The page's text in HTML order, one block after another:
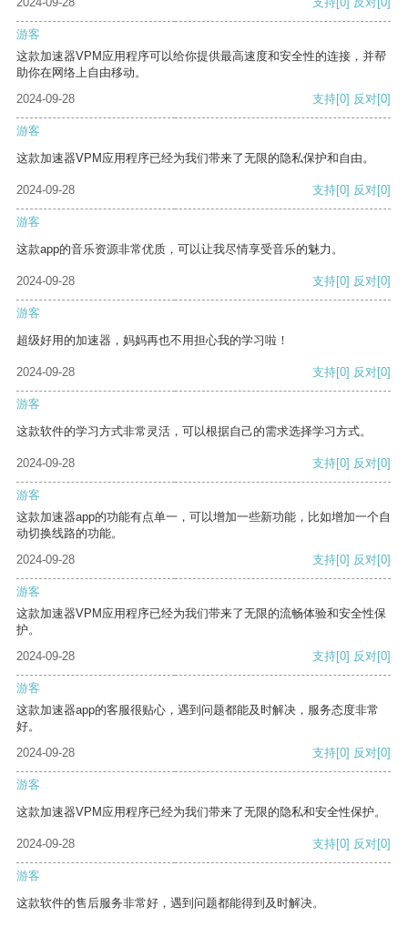
游客
这款加速器VPM应用程序可以给你提供最高速度和安全性的连接，并帮
助你在网络上自由移动。
2024-09-28
支持[0] 反对[0]
游客
这款加速器VPM应用程序已经为我们带来了无限的隐私保护和自由。
2024-09-28 支持[0] 反对[0]
游客
这款app的音乐资源非常优质，可以让我尽情享受音乐的魅力。
2024-09-28 支持[0] 反对[0]
游客
超级好用的加速器，妈妈再也不用担心我的学习啦！
2024-09-28 支持[0] 反对[0]
游客
这款软件的学习方式非常灵活，可以根据自己的需求选择学习方式。
2024-09-28 支持[0] 反对[0]
游客
这款加速器app的功能有点单一，可以增加一些新功能，比如增加一个自
动切换线路的功能。
2024-09-28
支持[0] 反对[0]
游客
这款加速器VPM应用程序已经为我们带来了无限的流畅体验和安全性保
护。
2024-09-28
支持[0] 反对[0]
游客
这款加速器app的客服很贴心，遇到问题都能及时解决，服务态度非常
好。
2024-09-28
支持[0] 反对[0]
游客
这款加速器VPM应用程序已经为我们带来了无限的隐私和安全性保护。
2024-09-28 支持[0] 反对[0]
游客
这款软件的售后服务非常好，遇到问题都能得到及时解决。